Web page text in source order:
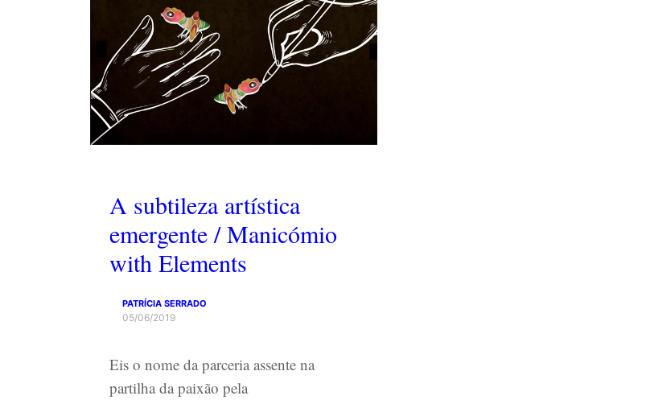
A subtileza artística
emergente / Manicómio
with Elements
PATRÍCIA SERRADO
05/06/2019
Eis o nome da parceria assente na
partilha da paixão pela